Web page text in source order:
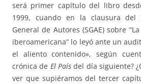
será primer capítulo del libro
1999, cuando en la clausura del
General de Autores (SGAE) sobre
iberoamericana” lo leyó ante un
el aliento contenido», según
crónica de El Paísdel día siguiente?
ver que supiéramos del tercer